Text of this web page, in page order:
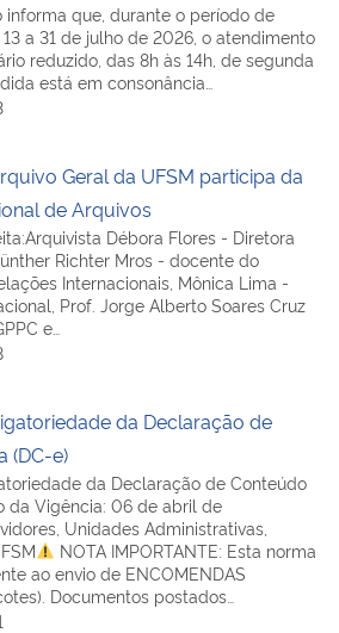
informa que, durante o período de
a 31 de julho de 2026, o atendimento
reduzido, das 8h às 14h, de segunda
está em consonância…
Geral da UFSM participa da
de Arquivos
Débora Flores - Diretora
Richter Mros - docente do
Internacionais, Mônica Lima -
Prof. Jorge Alberto Soares Cruz
e…
da Declaração de
(DC-e)
da Declaração de Conteúdo
da Vigência: 06 de abril de
Unidades Administrativas,
NOTA IMPORTANTE: Esta norma
ao envio de ENCOMENDAS
Documentos postados…